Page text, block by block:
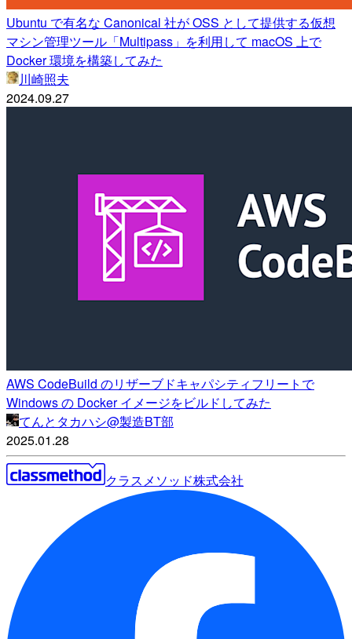
Ubuntu で有名な Canonical 社が OSS として提供する仮想
マシン管理ツール「Multipass」を利用して macOS 上で
Docker 環境を構築してみた
川崎照夫
2024.09.27
AWS CodeBuild のリザーブドキャパシティフリートで
Windows の Docker イメージをビルドしてみた
てんとタカハシ@製造BT部
2025.01.28
クラスメソッド株式会社